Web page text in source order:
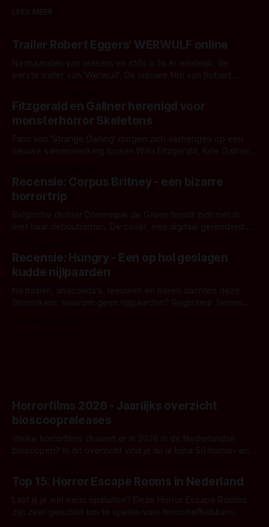
LEES MEER
Trailer Robert Eggers' WERWULF online
Na maanden van teasers en stills is hij er eindelijk: de
eerste trailer van 'Werwulf'. De nieuwe film van Robert
kille stijl vol folklore en mythe. Het topic deze keer is (kon
het het al raden?)... de weerwolf. Kijk je mee?
Fitzgerald en Gallner herenigd voor
monsterhorror Skeletons
Fans van 'Strange Darling' mogen zich verheugen op een
nieuwe samenwerking tussen Willa Fitzgerald, Kyle Gallner
'Skeletons', een nieuwe creature feature waarvoor de
opnames zijn gestart in Australië.
Recensie: Corpus Britney - een bizarre
horrortrip
Belgische dichter Dominique de Groen houdt zich niet in
met haar debuutroman. De cover, een digitaal gerenderd en
achtergrond, belooft iets kleurrijks maar onheilspellends,
iets ongrijpbaars. En dat maakt De Groen met ieder woord
waar.
Recensie: Hungry - Een op hol geslagen
kudde nijlpaarden
Na haaien, anaconda's, leeuwen en beren dachten deze
filmmakers: waarom geen nijlpaarden? Regisseur James
Horrorfilms 2026 - Jaarlijks overzicht
bioscoopreleases
Welke horrorfilms draaien er in 2026 in de Nederlandse
bioscopen? In dit overzicht vind je nu al bijna 50 horror- en
Top 15: Horror Escape Rooms in Nederland
Laat jij je wel eens opsluiten? Deze Horror Escape Rooms
zijn zeer geschikt om te spelen voor horrorliefhebbers.